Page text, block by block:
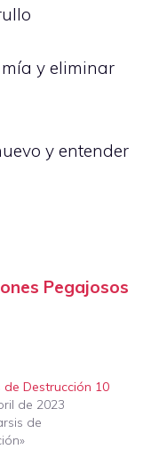
y eliminar
y entender
Pegajosos
de Destrucción 10
de 2023
de